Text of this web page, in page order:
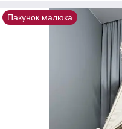
Пакунок малюка